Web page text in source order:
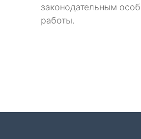
законодательным
работы.